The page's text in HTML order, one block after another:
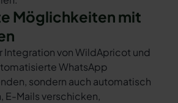
Möglichkeiten mit
Integration von WildApricot und
WhatsApp
sondern auch automatisch
E-Mails verschicken,